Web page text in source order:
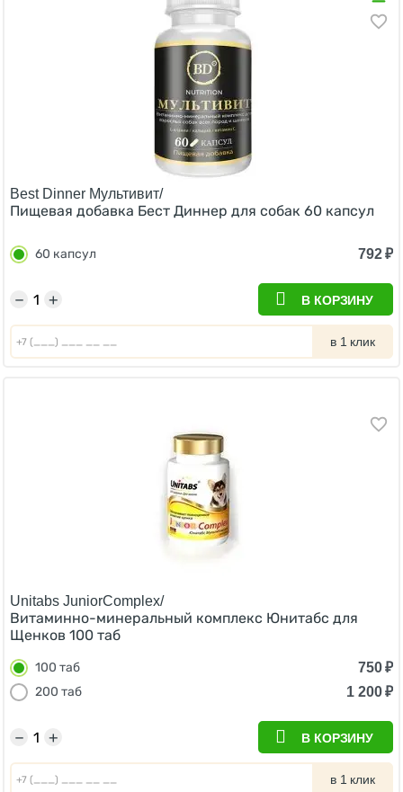
Best Dinner Мультивит/
Пищевая добавка Бест Диннер для собак 60 капсул
60 капсул 792₽
+
− В КОРЗИНУ
в 1 клик
Unitabs JuniorComplex/
Витаминно-минеральный комплекс Юнитабс для
Щенков 100 таб
100 таб 750₽
200 таб
1 200₽
+
− В КОРЗИНУ
в 1 клик